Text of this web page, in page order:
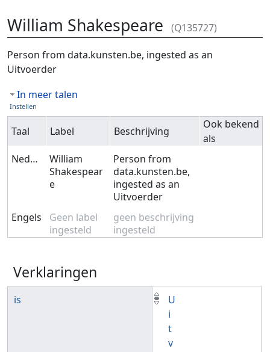
William Shakespeare (Q135727)
Ga naar:navigatie,zoeken
Person from data.kunsten.be, ingested as an
Uitvoerder
In meer talen
Instellen
Taal Label Beschrijving
Ook bekend
als
Nederlands
William
Shakespear
e
Person from
data.kunsten.be,
ingested as an
Uitvoerder
Engels
Geen label
ingesteld
geen beschrijving
ingesteld
Verklaringen
is
U
i
t
v